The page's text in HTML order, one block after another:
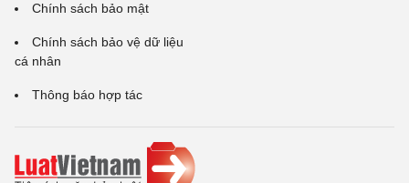
Chính sách bảo mật
Chính sách bảo vệ dữ liệu
cá nhân
Thông báo hợp tác